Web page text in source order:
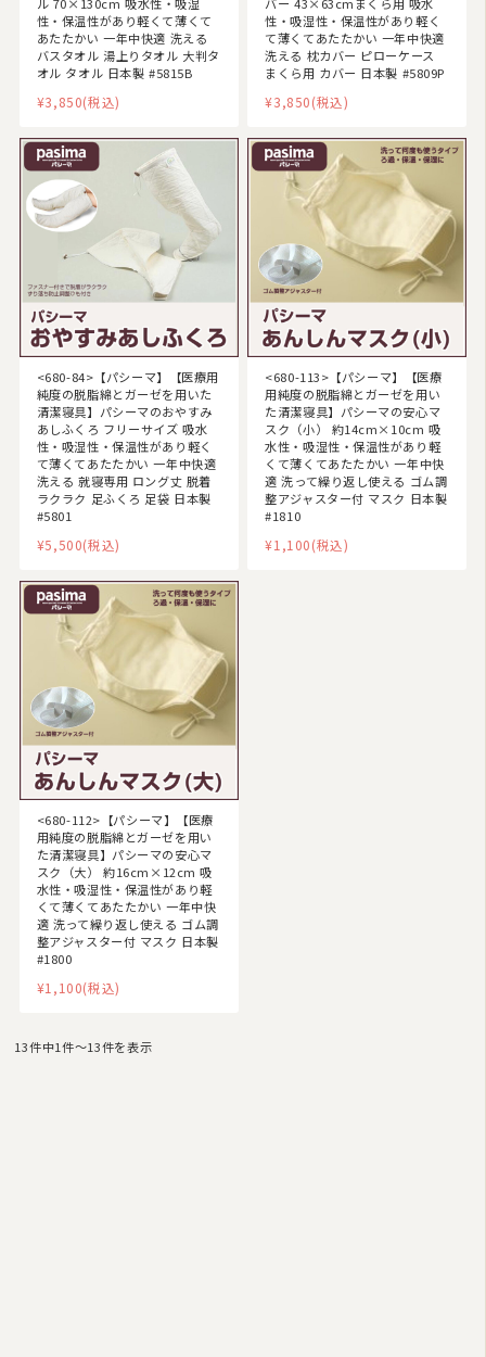
性・保温性があり軽くて薄くて
あたたかい 一年中快適 洗える
バスタオル 湯上りタオル 大判タ
オル タオル 日本製 #5815B
¥3,850(税込)
性・吸湿性・保温性があり軽く
て薄くてあたたかい 一年中快適
洗える 枕カバー ピローケース
まくら用 カバー 日本製 #5809P
¥3,850(税込)
<680-84>【パシーマ】【医療用
純度の脱脂綿とガーゼを用いた
清潔寝具】パシーマのおやすみ
あしふくろ フリーサイズ 吸水
性・吸湿性・保温性があり軽く
て薄くてあたたかい 一年中快適
洗える 就寝専用 ロング丈 脱着
ラクラク 足ふくろ 足袋 日本製
#5801
¥5,500(税込)
<680-113>【パシーマ】【医療
用純度の脱脂綿とガーゼを用い
た清潔寝具】パシーマの安心マ
スク（小） 約14cm×10cm 吸
水性・吸湿性・保温性があり軽
くて薄くてあたたかい 一年中快
適 洗って繰り返し使える ゴム調
整アジャスター付 マスク 日本製
#1810
¥1,100(税込)
<680-112>【パシーマ】【医療
用純度の脱脂綿とガーゼを用い
た清潔寝具】パシーマの安心マ
スク（大） 約16cm×12cm 吸
水性・吸湿性・保温性があり軽
くて薄くてあたたかい 一年中快
適 洗って繰り返し使える ゴム調
整アジャスター付 マスク 日本製
#1800
¥1,100(税込)
13件中1件〜13件を表示